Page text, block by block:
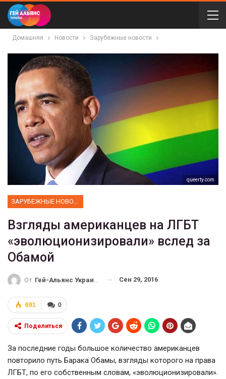
Домашняя Новости Зарубежные новости
queerty.com
ЗАРУБЕЖНЫЕ НОВОСТИ
Взгляды американцев на ЛГБТ
«эволюционизировали» вслед за
Обамой
От Гей-Альянс Украина Сен 29, 2016
0
691
Поделиться
За последние годы большое количество американцев
повторило путь Барака Обамы, взгляды которого на права
ЛГБТ, по его собственным словам, «эволюционизировали».